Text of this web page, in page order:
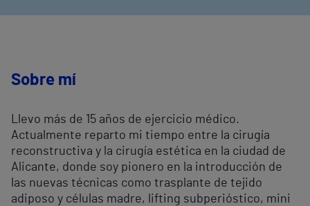
Sobre mí
Llevo más de 15 años de ejercicio médico.
Actualmente reparto mi tiempo entre la cirugía
reconstructiva y la cirugía estética en la ciudad de
Alicante, donde soy pionero en la introducción de
las nuevas técnicas como trasplante de tejido
adiposo y células madre, lifting subperióstico, mini